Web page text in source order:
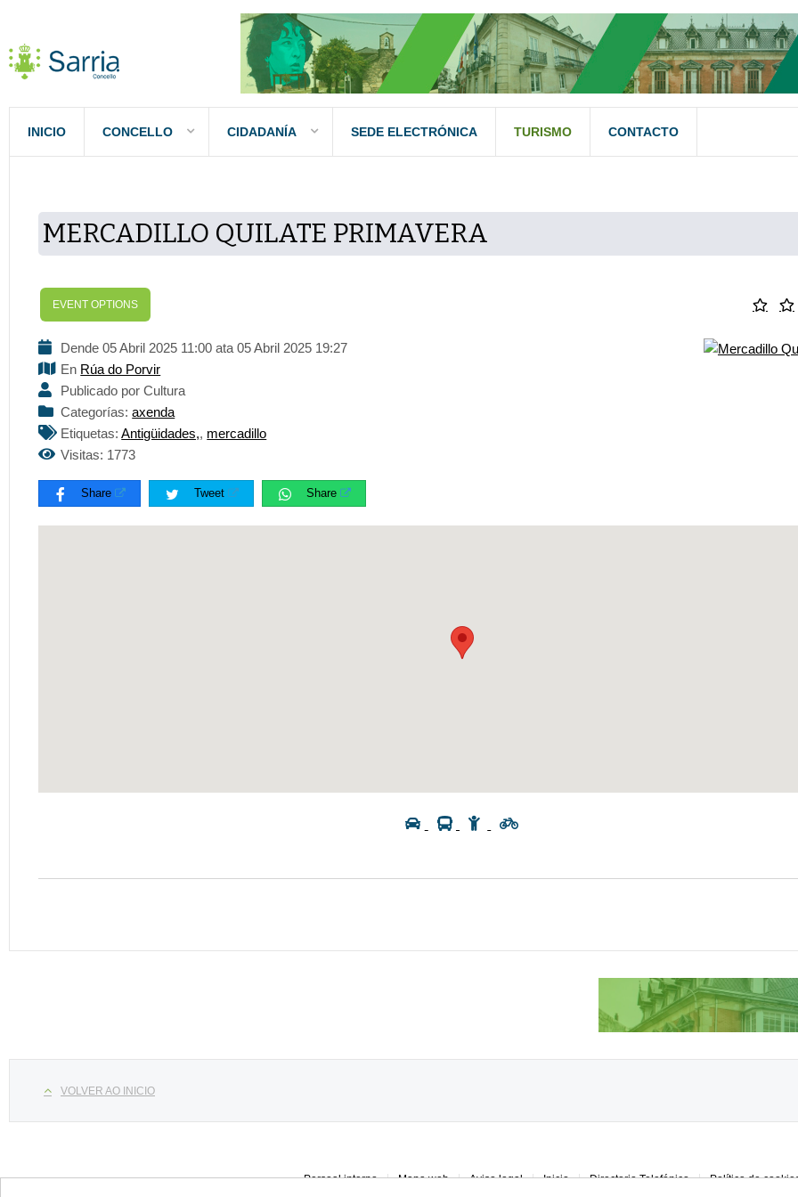
INICIO CONCELLO CIDADANÍA SEDE ELECTRÓNICA TURISMO CONTACTO
MERCADILLO QUILATE PRIMAVERA
EVENT OPTIONS
Dende 05 Abril 2025 11:00 ata 05 Abril 2025 19:27
En Rúa do Porvir
Publicado por Cultura
Categorías:axenda
Etiquetas:Antigüidades,, mercadillo
Visitas: 1773
Share Tweet Share
VOLVER AO INICIO
Persoal interno Mapa web Aviso legal Inicio Directorio Telefónico Política de